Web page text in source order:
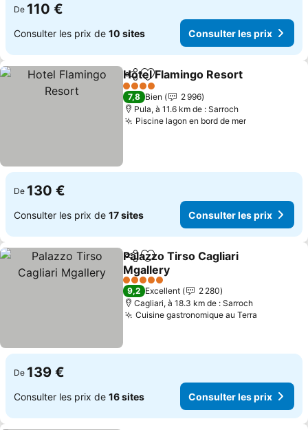
De 110 €
Consulter les prix de 10 sites Consulter les prix
PartagerAjouter à mes favoris
Hotel Flamingo Resort
4 Étoiles
7,8 Bien
2 996
Pula, à 11.6 km de : Sarroch
Piscine lagon en bord de mer
De 130 €
Consulter les prix de 17 sites Consulter les prix
PartagerAjouter à mes favoris
Palazzo Tirso Cagliari
Mgallery
5 Étoiles
9,2 Excellent
2 280
Cagliari, à 18.3 km de : Sarroch
Cuisine gastronomique au Terra
De 139 €
Consulter les prix de 16 sites Consulter les prix